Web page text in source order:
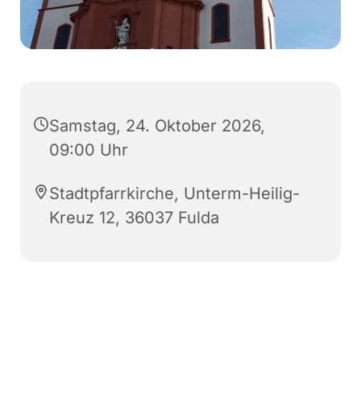
Samstag, 24. Oktober 2026,
09:00 Uhr
Stadtpfarrkirche, Unterm-Heilig-
Kreuz 12, 36037 Fulda